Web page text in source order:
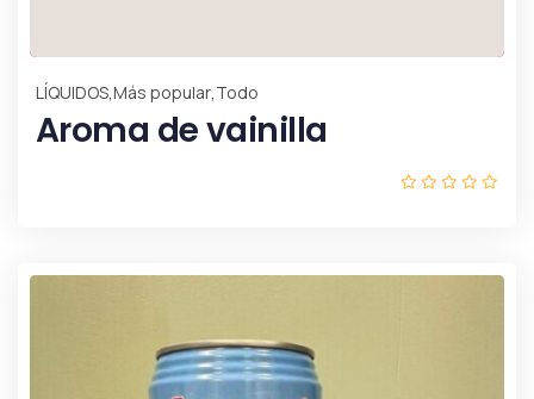
LÍQUIDOS,Más popular,Todo
Aroma de vainilla